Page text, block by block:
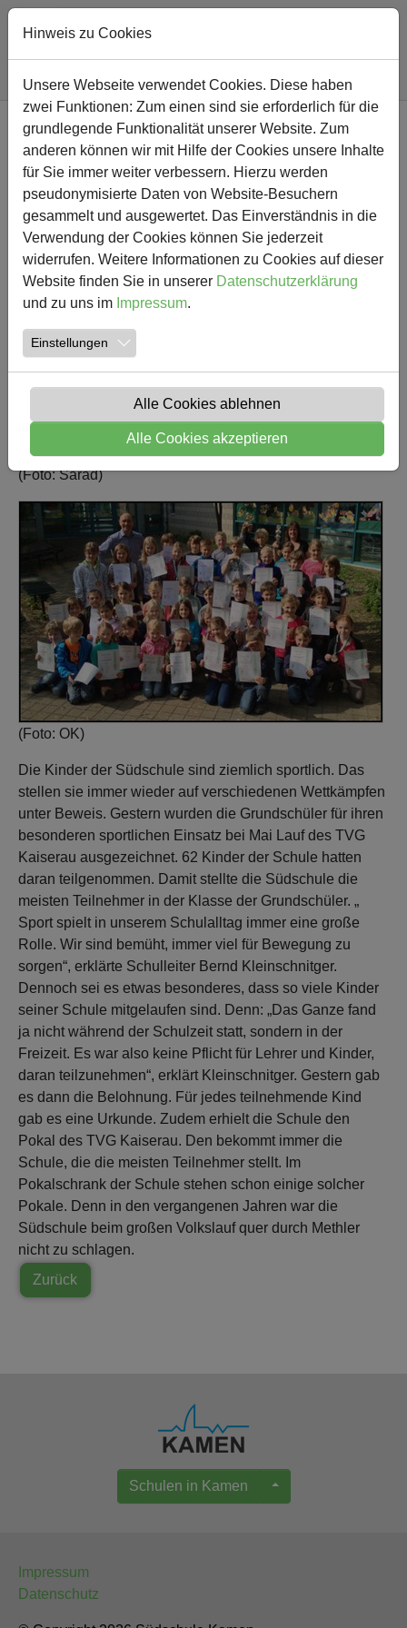
Zum Hauptinhalt springen
Sie sind hier:
Südschule Nachricht
NEWS
Kaum noch Platz für Pokale
09.05.2013 Aktuelles Hellweger Anzeiger
(Foto: Sarad)
(Foto: OK)
Die Kinder der Südschule sind ziemlich sportlich. Das
stellen sie immer wieder auf verschiedenen Wettkämpfen
unter Beweis. Gestern wurden die Grundschüler für ihren
besonderen sportlichen Einsatz bei Mai Lauf des TVG
Kaiserau ausgezeichnet. 62 Kinder der Schule hatten
daran teilgenommen. Damit stellte die Südschule die
meisten Teilnehmer in der Klasse der Grundschüler. „
Sport spielt in unserem Schulalltag immer eine große
Rolle. Wir sind bemüht, immer viel für Bewegung zu
sorgen“, erklärte Schulleiter Bernd Kleinschnitger.
Dennoch sei es etwas besonderes, dass so viele Kinder
seiner Schule mitgelaufen sind. Denn: „Das Ganze fand
ja nicht während der Schulzeit statt, sondern in der
Freizeit. Es war also keine Pflicht für Lehrer und Kinder,
daran teilzunehmen“, erklärt Kleinschnitger. Gestern gab
es dann die Belohnung. Für jedes teilnehmende Kind
gab es eine Urkunde. Zudem erhielt die Schule den
Pokal des TVG Kaiserau. Den bekommt immer die
Schule, die die meisten Teilnehmer stellt. Im
Pokalschrank der Schule stehen schon einige solcher
Pokale. Denn in den vergangenen Jahren war die
Südschule beim großen Volkslauf quer durch Methler
nicht zu schlagen.
Zurück
Schulen in Kamen
Impressum
Datenschutz
Hinweis zu Cookies
Unsere Webseite verwendet Cookies. Diese haben
zwei Funktionen: Zum einen sind sie erforderlich für die
grundlegende Funktionalität unserer Website. Zum
anderen können wir mit Hilfe der Cookies unsere Inhalte
für Sie immer weiter verbessern. Hierzu werden
pseudonymisierte Daten von Website-Besuchern
gesammelt und ausgewertet. Das Einverständnis in die
Verwendung der Cookies können Sie jederzeit
widerrufen. Weitere Informationen zu Cookies auf dieser
Website finden Sie in unserer Datenschutzerklärung
und zu uns im Impressum.
Einstellungen
Alle Cookies ablehnen
Alle Cookies akzeptieren